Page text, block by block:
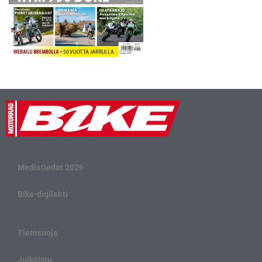
Mediatiedot 2026
Bike-digilehti
Tietosuoja
Julkaistu